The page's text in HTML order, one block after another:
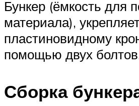
Бункер (ёмкость для
материала),
пластиновидному
помощью двух
Сборка